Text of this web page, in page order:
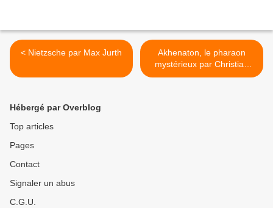
< Nietzsche par Max Jurth
Akhenaton, le pharaon
mystérieux par Christian
Régis >
Hébergé par Overblog
Top articles
Pages
Contact
Signaler un abus
C.G.U.